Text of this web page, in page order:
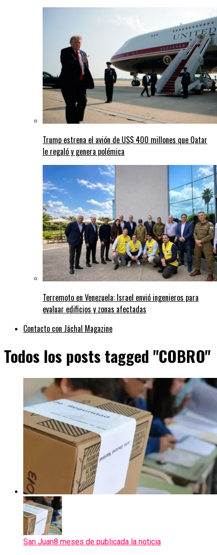
Trump estrena el avión de US$ 400 millones que Qatar
le regaló y genera polémica
Terremoto en Venezuela: Israel envió ingenieros para
evaluar edificios y zonas afectadas
Contacto con Jáchal Magazine
Todos los posts tagged "COBRO"
San Juan8 meses de publicada la noticia